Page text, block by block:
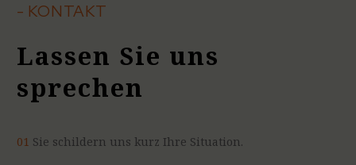
- KONTAKT
Lassen Sie uns
sprechen
01 Sie schildern uns kurz Ihre Situation.